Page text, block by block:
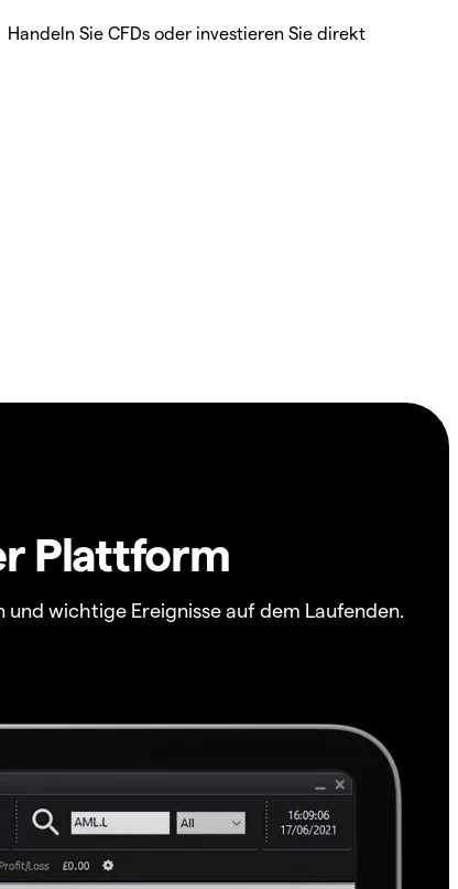
Handeln Sie CFDs oder investieren Sie direkt
Plattform
wichtige Ereignisse auf dem Laufenden.